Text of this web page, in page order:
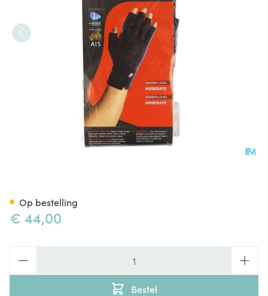
€ 44,00
Bestel
Op bestelling